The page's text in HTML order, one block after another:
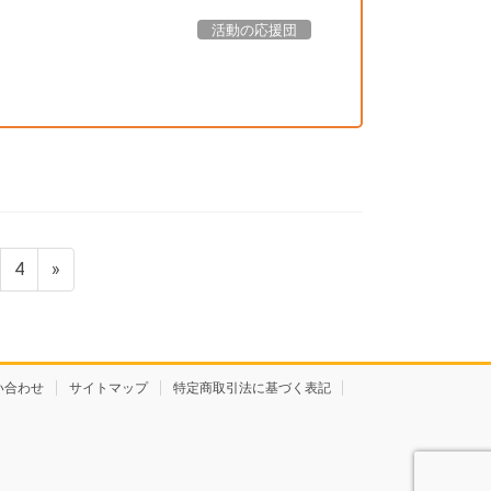
活動の応援団
固
定
ジ
4 »
合わせ サイトマップ 特定商取引法に基づく表記